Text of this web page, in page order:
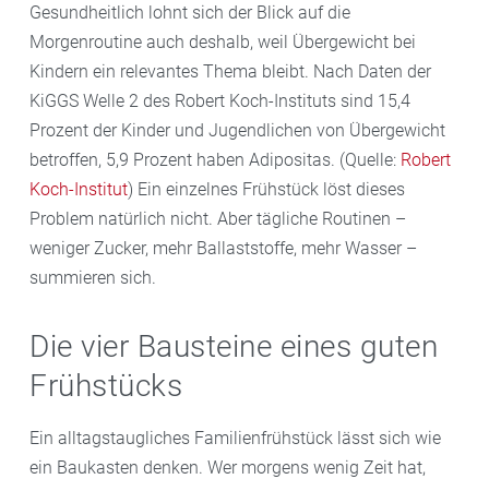
Gesundheitlich lohnt sich der Blick auf die
Morgenroutine auch deshalb, weil Übergewicht bei
Kindern ein relevantes Thema bleibt. Nach Daten der
KiGGS Welle 2 des Robert Koch-Instituts sind 15,4
Prozent der Kinder und Jugendlichen von Übergewicht
betroffen, 5,9 Prozent haben Adipositas. (Quelle: Robert
Koch-Institut) Ein einzelnes Frühstück löst dieses
Problem natürlich nicht. Aber tägliche Routinen –
weniger Zucker, mehr Ballaststoffe, mehr Wasser –
summieren sich.
Die vier Bausteine eines guten
Frühstücks
Ein alltagstaugliches Familienfrühstück lässt sich wie
ein Baukasten denken. Wer morgens wenig Zeit hat,